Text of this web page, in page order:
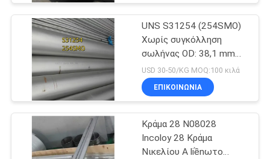
UNS S31254 (254SMO)
Χωρίς συγκόλληση
σωλήνας OD: 38,1 mm
Δυνατότητα σωλήνα: 3
mm Διάστημα 6M
USD 30-50/KG MOQ:100 κιλά
ΕΠΙΚΟΙΝΩΝΙΑ
Κράμα 28 N08028
Incoloy 28 Κράμα
Νικελίου Α liềnωτο